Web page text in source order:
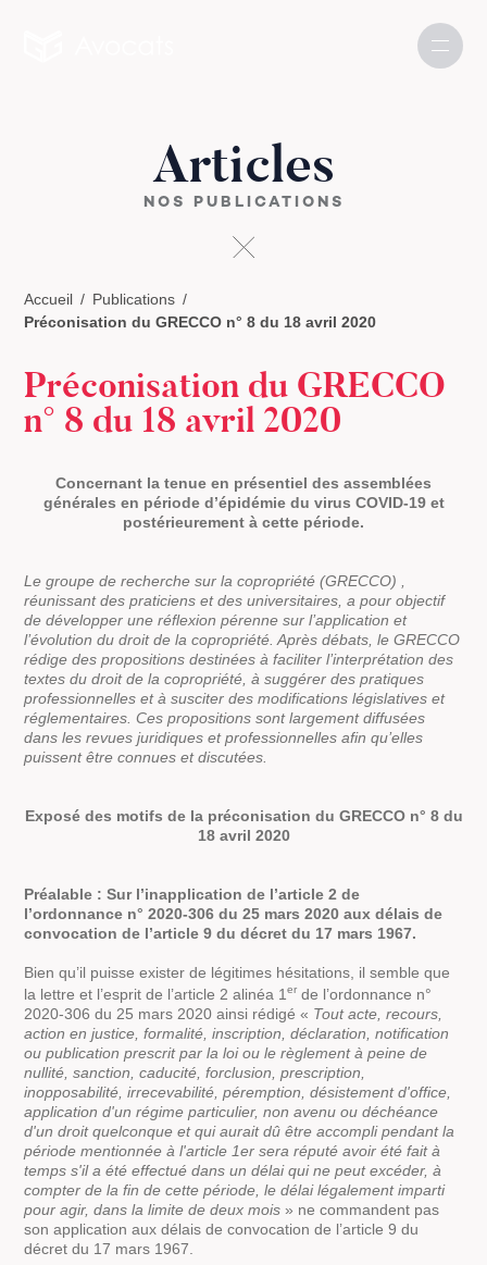
Articles
NOS PUBLICATIONS
Accueil
Publications
Préconisation du GRECCO n° 8 du 18 avril 2020
Préconisation du GRECCO
n° 8 du 18 avril 2020
Concernant la tenue en présentiel des assemblées
générales en période d’épidémie du virus COVID-19 et
postérieurement à cette période.
Le groupe de recherche sur la copropriété (GRECCO) ,
réunissant des praticiens et des universitaires, a pour objectif
de développer une réflexion pérenne sur l’application et
l’évolution du droit de la copropriété. Après débats, le GRECCO
rédige des propositions destinées à faciliter l’interprétation des
textes du droit de la copropriété, à suggérer des pratiques
professionnelles et à susciter des modifications législatives et
réglementaires. Ces propositions sont largement diffusées
dans les revues juridiques et professionnelles afin qu’elles
puissent être connues et discutées.
Exposé des motifs de la préconisation du GRECCO n° 8 du
18 avril 2020
Préalable : Sur l’inapplication de l’article 2 de
l’ordonnance n° 2020-306 du 25 mars 2020 aux délais de
convocation de l’article 9 du décret du 17 mars 1967.
Bien qu’il puisse exister de légitimes hésitations, il semble que
la lettre et l’esprit de l’article 2 alinéa 1er de l’ordonnance n°
2020-306 du 25 mars 2020 ainsi rédigé « Tout acte, recours,
action en justice, formalité, inscription, déclaration, notification
ou publication prescrit par la loi ou le règlement à peine de
nullité, sanction, caducité, forclusion, prescription,
inopposabilité, irrecevabilité, péremption, désistement d'office,
application d'un régime particulier, non avenu ou déchéance
d'un droit quelconque et qui aurait dû être accompli pendant la
période mentionnée à l'article 1er sera réputé avoir été fait à
temps s'il a été effectué dans un délai qui ne peut excéder, à
compter de la fin de cette période, le délai légalement imparti
pour agir, dans la limite de deux mois » ne commandent pas
son application aux délais de convocation de l’article 9 du
décret du 17 mars 1967.